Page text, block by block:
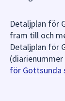
anspråk för
kapitel 34 §,
att överklaga
detaljplanen
bygglagen 13
Detaljplan för
fram till och
Detaljplan för
för Gottsunda